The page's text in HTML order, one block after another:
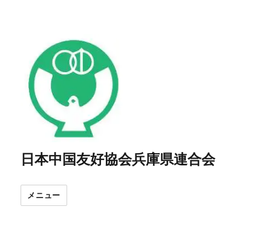
日本中国友好協会兵庫県連合会
メニュー